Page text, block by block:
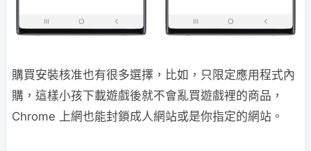
購買安裝核准也有很多選擇，比如，只限定應用程式內
購，這樣小孩下載遊戲後就不會亂買遊戲裡的商品，
Chrome 上網也能封鎖成人網站或是你指定的網站。